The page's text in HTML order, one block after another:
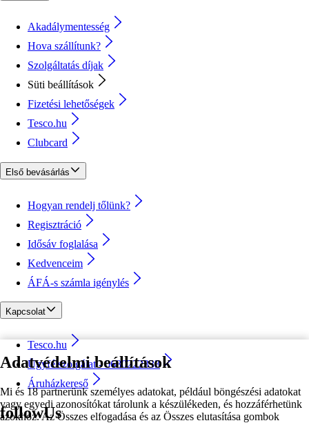
Adatvédelmi beállítások
Mi és 18 partnerünk személyes adatokat, például böngészési adatokat
vagy egyedi azonosítókat tárolunk a készülékeden, és hozzáférhetünk
azokhoz. Az Összes elfogadása és az Összes elutasítása gombok
Akadálymentesség
Hova szállítunk?
Szolgáltatás díjak
Süti beállítások
Fizetési lehetőségek
Tesco.hu
Clubcard
Első bevásárlás
Hogyan rendelj tőlünk?
Regisztráció
Idősáv foglalása
Kedvenceim
ÁFÁ-s számla igénylés
Kapcsolat
Tesco.hu
Ügyfélszolgálat - 0680222333
Áruházkereső
followUs